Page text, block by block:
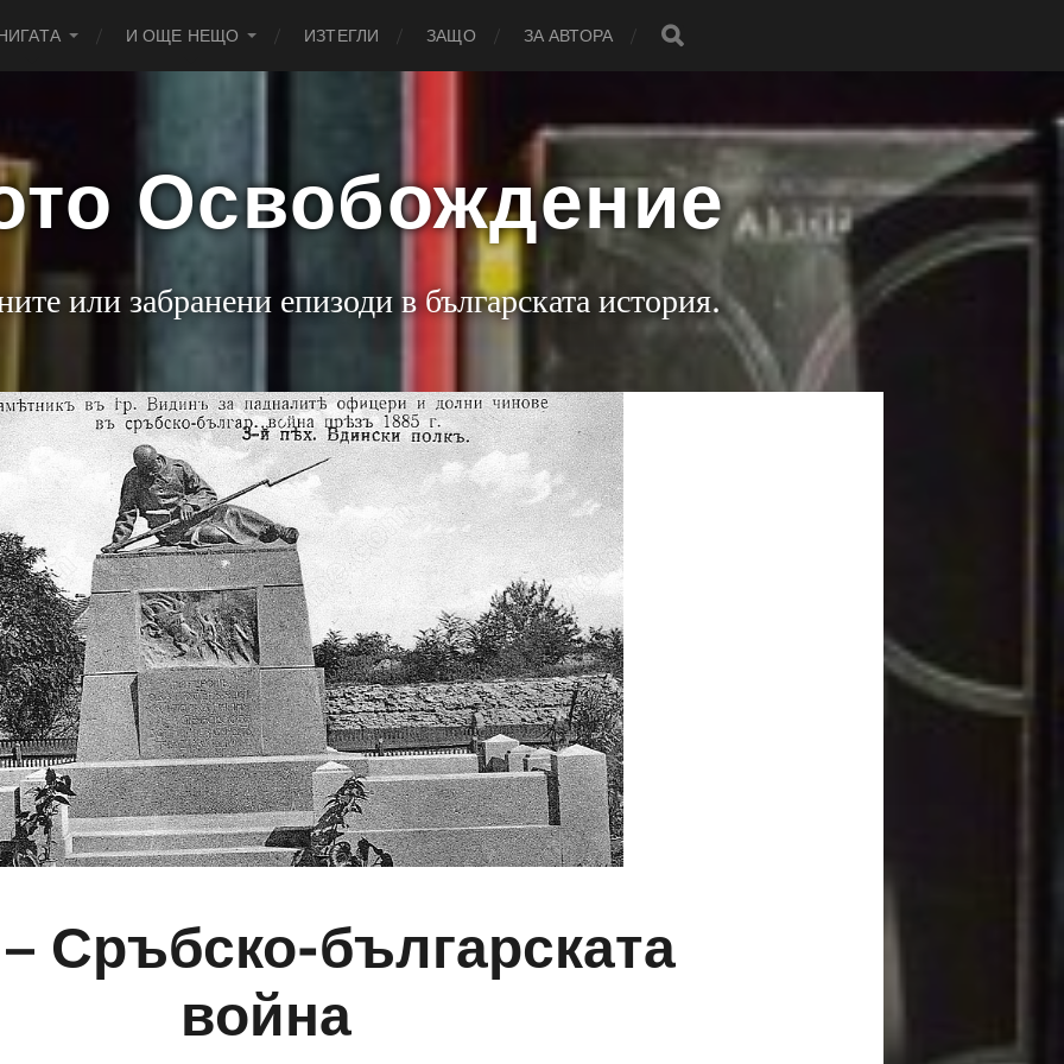
И ОЩЕ НЕЩО ИЗТЕГЛИ ЗАЩО ЗА АВТОРА
Освобождение
или забранени епизоди в българската история.
Сръбско-българската
война